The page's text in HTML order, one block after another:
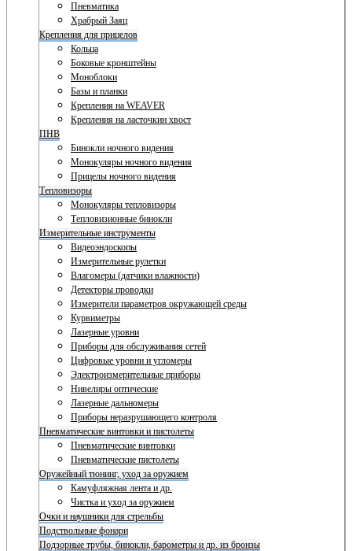
Пневматика
Храбрый Заяц
Крепления для прицелов
Кольца
Боковые кронштейны
Моноблоки
Базы и планки
Крепления на WEAVER
Крепления на ласточкин хвост
ПНВ
Бинокли ночного видения
Монокуляры ночного видения
Прицелы ночного видения
Тепловизоры
Монокуляры тепловизоры
Тепловизионные бинокли
Измерительные инструменты
Видеоэндоскопы
Измерительные рулетки
Влагомеры (датчики влажности)
Детекторы проводки
Измерители параметров окружающей среды
Курвиметры
Лазерные уровни
Приборы для обслуживания сетей
Цифровые уровни и угломеры
Электроизмерительные приборы
Нивелиры оптические
Лазерные дальномеры
Приборы неразрушающего контроля
Пневматические винтовки и пистолеты
Пневматические винтовки
Пневматические пистолеты
Оружейный тюнинг, уход за оружием
Камуфляжная лента и др.
Чистка и уход за оружием
Очки и наушники для стрельбы
Подствольные фонари
Подзорные трубы, бинокли, барометры и др. из бронзы